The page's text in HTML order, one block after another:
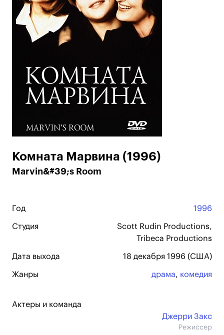
Комната Марвина (1996)
Marvin&#39;s Room
Год 1996
Студия
Scott Rudin Productions,
Tribeca Productions
Дата выхода 18 декабря 1996 (США)
Жанры драма, комедия
Актеры и команда
Джерри Закс
Режиссер